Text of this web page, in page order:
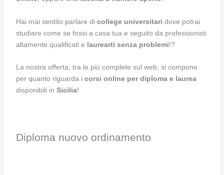
Hai mai sentito parlare di college universitari dove potrai
studiare come se fossi a casa tua e seguito da professionisti
altamente qualificati e laurearti senza problemi!?
La nostra offerta, tra le più complete sul web, si compone
per quanto riguarda i corsi online per diploma e laurea
disponibili in Sicilia!
Diploma nuovo ordinamento